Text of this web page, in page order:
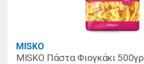
MISKO
MISKO Πάστα Φιογκάκι 500γρ